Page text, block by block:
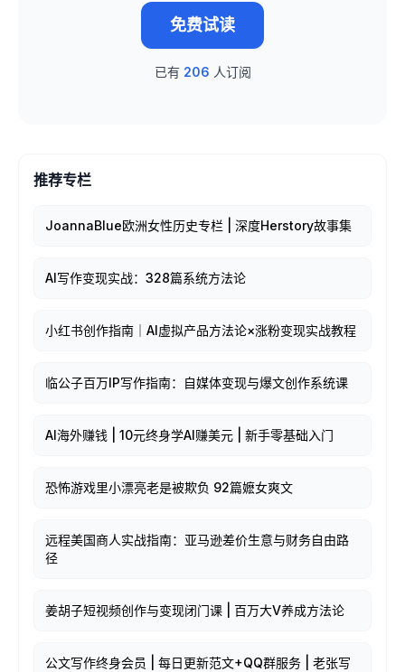
免费试读
已有 206 人订阅
推荐专栏
JoannaBlue欧洲女性历史专栏 | 深度Herstory故事集
AI写作变现实战：328篇系统方法论
小红书创作指南｜AI虚拟产品方法论×涨粉变现实战教程
临公子百万IP写作指南：自媒体变现与爆文创作系统课
AI海外赚钱 | 10元终身学AI赚美元 | 新手零基础入门
恐怖游戏里小漂亮老是被欺负 92篇嬷女爽文
远程美国商人实战指南：亚马逊差价生意与财务自由路
径
姜胡子短视频创作与变现闭门课 | 百万大V养成方法论
公文写作终身会员 | 每日更新范文+QQ群服务 | 老张写